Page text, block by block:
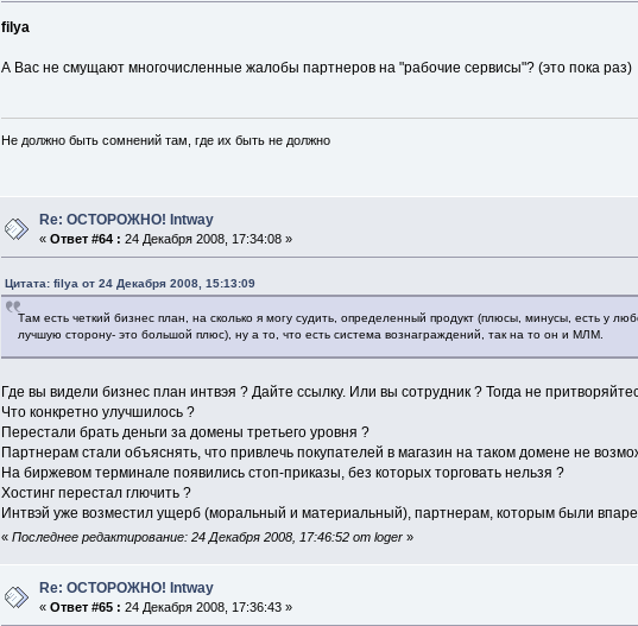
filya
А Вас не смущают многочисленные жалобы партнеров на "рабочие сервисы"? (это пока раз)
Не должно быть сомнений там, где их быть не должно
Re: ОСТОРОЖНО! Intway
«Ответ #64 : 24 Декабря 2008, 17:34:08 »
Цитата: filya от 24 Декабря 2008, 15:13:09
Там есть четкий бизнес план, на сколько я могу судить, определенный продукт (плюсы, минусы, есть у
лучшую сторону- это большой плюс), ну а то, что есть система вознаграждений, так на то он и МЛМ.
Где вы видели бизнес план интвэя ? Дайте ссылку. Или вы сотрудник ? Тогда не
Что конкретно улучшилось ?
Перестали брать деньги за домены третьего уровня ?
Партнерам стали объяснять, что привлечь покупателей в магазин на таком домене не
На биржевом терминале появились стоп-приказы, без которых торговать нельзя ?
Хостинг перестал глючить ?
Интвэй уже возместил ущерб (моральный и материальный), партнерам, которым были
« Последнее редактирование: 24 Декабря 2008, 17:46:52 от loger»
Re: ОСТОРОЖНО! Intway
«Ответ #65 : 24 Декабря 2008, 17:36:43 »